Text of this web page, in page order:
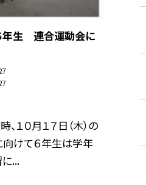
年生 連合運動会に
１０月１７日（木）の
けて６年生は学年
...